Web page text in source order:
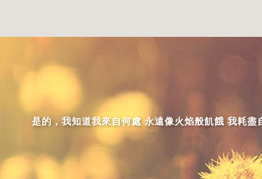
是的，我知道我來自何處 永遠像火焰般飢餓 我耗